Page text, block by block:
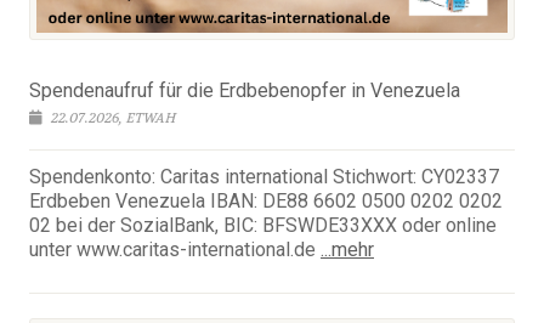
Spendenaufruf für die Erdbebenopfer in Venezuela
22.07.2026, ETWAH
Spendenkonto: Caritas international Stichwort: CY02337
Erdbeben Venezuela IBAN: DE88 6602 0500 0202 0202
02 bei der SozialBank, BIC: BFSWDE33XXX oder online
unter www.caritas-international.de ...mehr